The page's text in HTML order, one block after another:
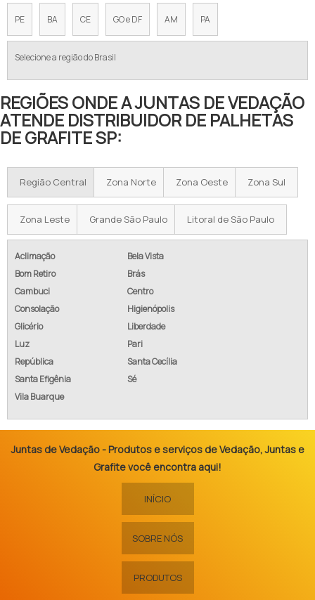
PE BA CE GO e DF AM PA
Selecione a região do Brasil
REGIÕES ONDE A JUNTAS DE VEDAÇÃO
ATENDE DISTRIBUIDOR DE PALHETAS
DE GRAFITE SP:
Região Central Zona Norte Zona Oeste Zona Sul
Zona Leste Grande São Paulo Litoral de São Paulo
Aclimação
Bela Vista
Bom Retiro
Brás
Cambuci
Centro
Consolação
Higienópolis
Glicério
Liberdade
Luz
Pari
República
Santa Cecília
Santa Efigênia
Sé
Vila Buarque
Juntas de Vedação - Produtos e serviços de Vedação, Juntas e
Grafite você encontra aqui!
INÍCIO
SOBRE NÓS
PRODUTOS